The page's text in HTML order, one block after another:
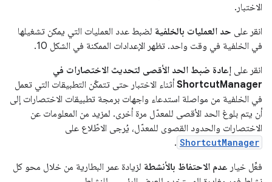
الاختبار.
انقر على حد العمليات بالخلفية لضبط عدد العمليات التي يمكن تشغيلها
في الخلفية في وقت واحد. تظهر الإعدادات الممكنة في الشكل 10.
انقر على إعادة ضبط الحد الأقصى لتحديث الاختصارات في
ShortcutManager أثناء الاختبار حتى تتمكّن التطبيقات التي تعمل
في الخلفية من مواصلة استدعاء واجهات برمجة تطبيقات الاختصارات إلى
أن يتم بلوغ الحد الأقصى للمعدّل مرة أخرى. لمزيد من المعلومات عن
الاختصارات والحدود القصوى للمعدّل، يُرجى الاطّلاع على
ShortcutManager
.
فعِّل خيار عدم الاحتفاظ بالأنشطة لزيادة عمر البطارية من خلال محو كل